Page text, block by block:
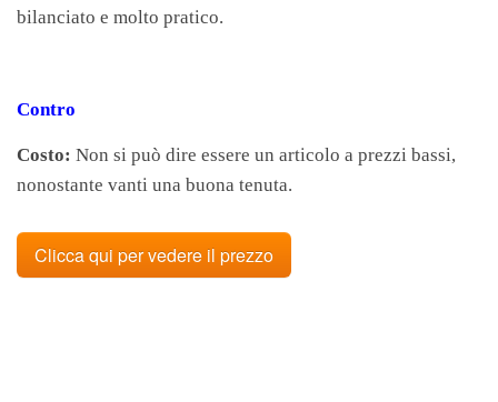
bilanciato e molto pratico.
Contro
Costo: Non si può dire essere un articolo a prezzi bassi,
nonostante vanti una buona tenuta.
Clicca qui per vedere il prezzo